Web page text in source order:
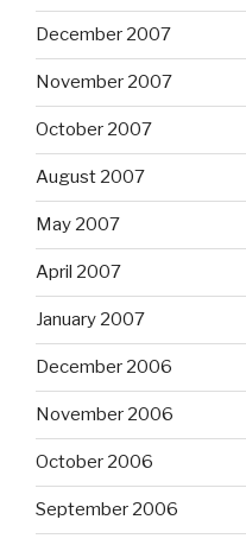
December 2007
November 2007
October 2007
August 2007
May 2007
April 2007
January 2007
December 2006
November 2006
October 2006
September 2006